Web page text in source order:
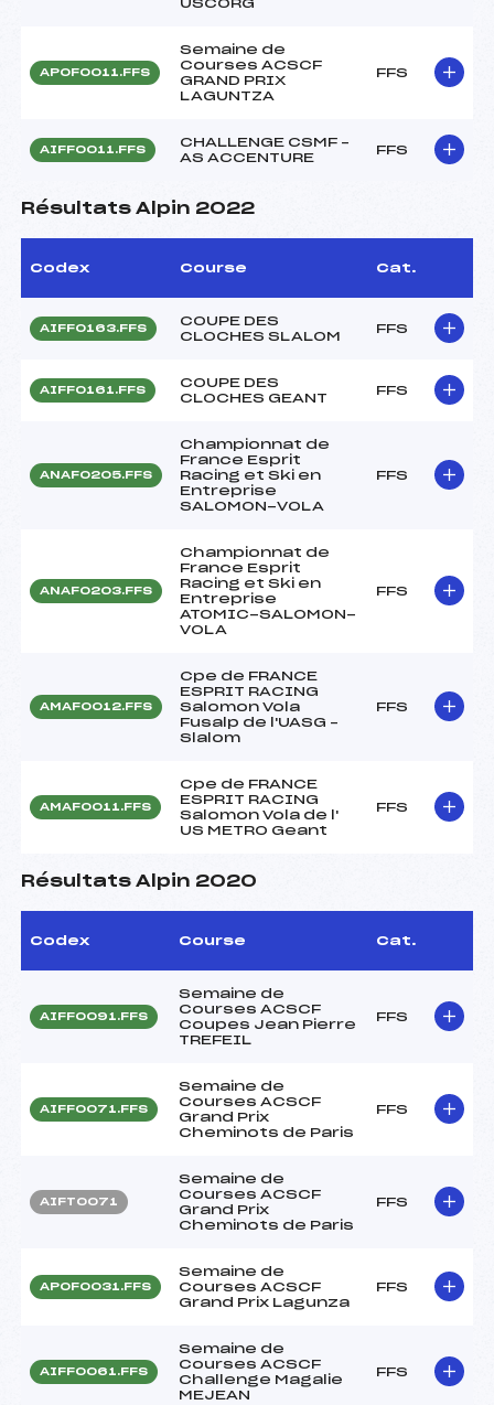
USCORG
APOF0011.FFS
Semaine de
Courses ACSCF
GRAND PRIX
LAGUNTZA
FFS
AIFF0011.FFS
CHALLENGE CSMF –
AS ACCENTURE
FFS
Résultats Alpin 2022
Codex Course Cat.
AIFF0163.FFS
COUPE DES
CLOCHES SLALOM
FFS
AIFF0161.FFS
COUPE DES
CLOCHES GEANT
FFS
ANAF0205.FFS
Championnat de
France Esprit
Racing et Ski en
Entreprise
SALOMON-VOLA
FFS
ANAF0203.FFS
Championnat de
France Esprit
Racing et Ski en
Entreprise
ATOMIC-SALOMON-
VOLA
FFS
AMAF0012.FFS
Cpe de FRANCE
ESPRIT RACING
Salomon Vola
Fusalp de l'UASG –
Slalom
FFS
AMAF0011.FFS
Cpe de FRANCE
ESPRIT RACING
Salomon Vola de l'
US METRO Geant
FFS
Résultats Alpin 2020
Codex Course Cat.
AIFF0091.FFS
Semaine de
Courses ACSCF
Coupes Jean Pierre
TREFEIL
FFS
AIFF0071.FFS
Semaine de
Courses ACSCF
Grand Prix
Cheminots de Paris
FFS
AIFT0071
Semaine de
Courses ACSCF
Grand Prix
Cheminots de Paris
FFS
APOF0031.FFS
Semaine de
Courses ACSCF
Grand Prix Lagunza
FFS
AIFF0061.FFS
Semaine de
Courses ACSCF
Challenge Magalie
MEJEAN
FFS